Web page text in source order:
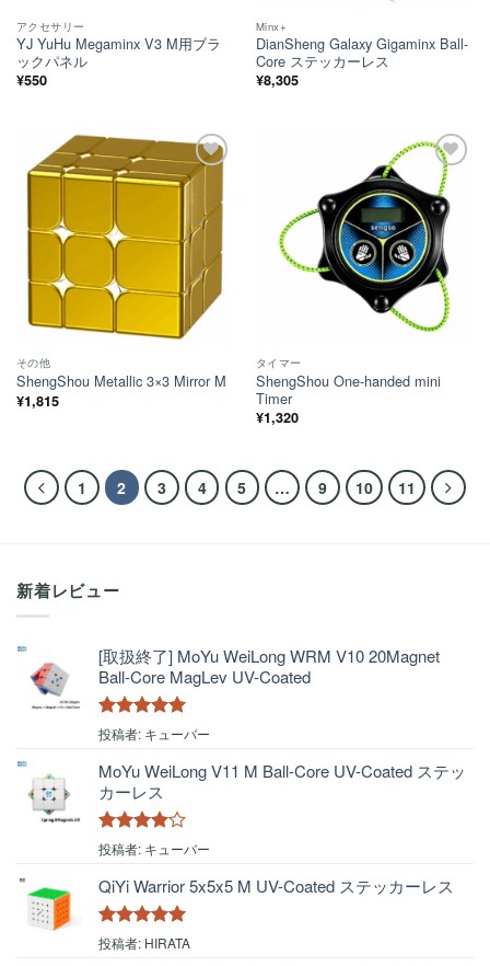
アクセサリー
YJ YuHu Megaminx V3 M用ブラ
ックパネル
¥550
Minx+
DianSheng Galaxy Gigaminx Ball-
Core ステッカーレス
¥8,305
その他
ShengShou Metallic 3×3 Mirror M
¥1,815
ほし
い！
タイマー
ShengShou One-handed mini
Timer
¥1,320
1 2 3 4 5 … 9 10 11
新着レビュー
[取扱終了] MoYu WeiLong WRM V10 20Magnet
Ball-Core MagLev UV-Coated
5段階中 5 の
投稿者: キューバー
MoYu WeiLong V11 M Ball-Core UV-Coated ステッ
カーレス
5段階中 4
投稿者: キューバー
QiYi Warrior 5x5x5 M UV-Coated ステッカーレス
5段階中5の
投稿者: HIRATA